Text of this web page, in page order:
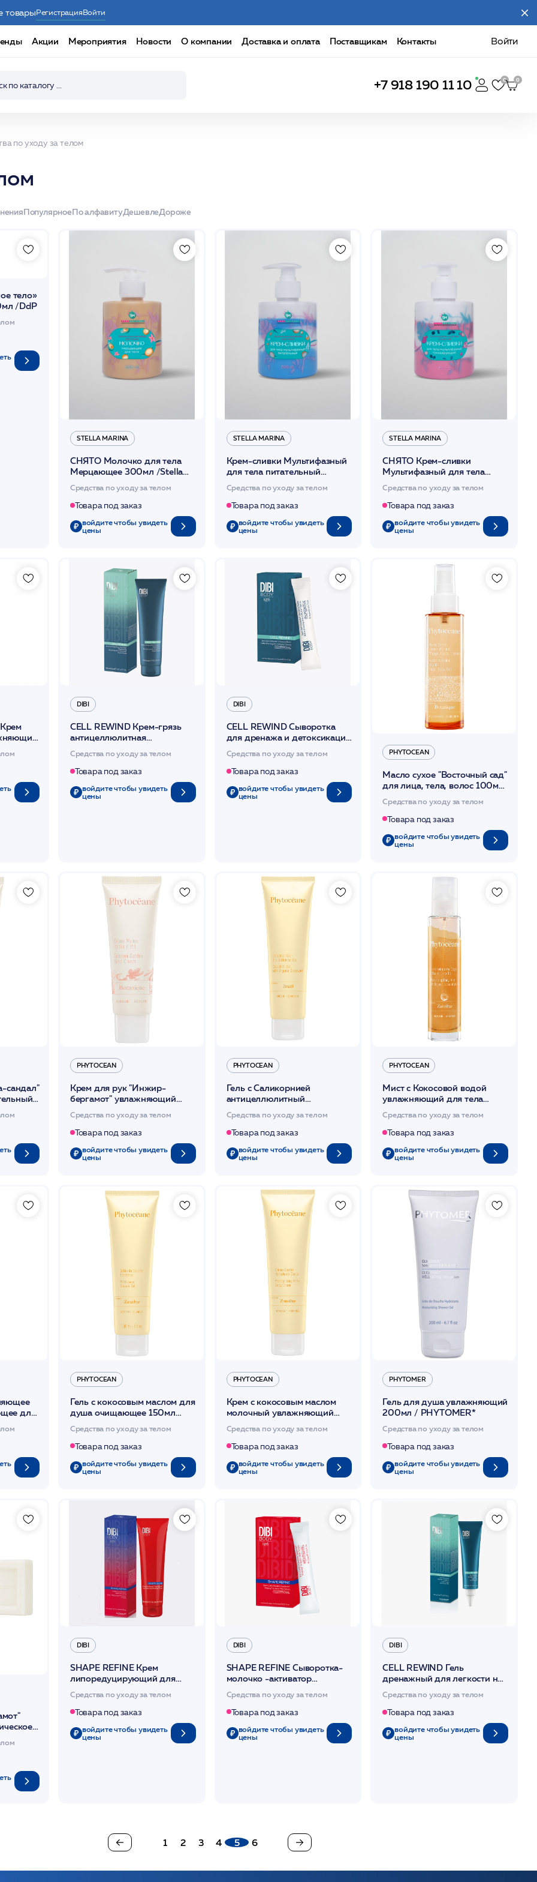
товарыРегистрацияВойти
Акции Мероприятия Новости О компании Доставка и оплата Поставщикам Контакты Войти
+7 918 190 11 10
по уходу за телом
ПопулярноеПо алфавитуДешевлеДороже
тело»
/DdP
STELLA MARINA
СНЯТО Молочко для тела
Мерцающее 300мл /Stella
Marina
Средства по уходу за телом
Товара под заказ
войдите чтобы увидеть
цены
STELLA MARINA
Крем-сливки Мультифазный
для тела питательный
300мл /Stella Marina
Средства по уходу за телом
Товара под заказ
войдите чтобы увидеть
цены
STELLA MARINA
СНЯТО Крем-сливки
Мультифазный для тела
тонизирующий 300мл /Stella
Marina
Средства по уходу за телом
Товара под заказ
войдите чтобы увидеть
цены
DIBI
CELL REWIND Крем-грязь
антицеллюлитная
моделирующая 300 мл /DIBI
Средства по уходу за телом
Товара под заказ
войдите чтобы увидеть
цены
DIBI
CELL REWIND Сыворотка
для дренажа и детоксикации
антицеллюлитная 5*15 мл
/DIBI
Средства по уходу за телом
Товара под заказ
войдите чтобы увидеть
цены
PHYTOCEAN
Масло сухое "Восточный сад"
для лица, тела, волос 100мл
Средства по уходу за телом
Товара под заказ
войдите чтобы увидеть
цены
сандал"
PHYTOCEAN
Крем для рук "Инжир-
бергамот" увлажняющий
питающий защитный 50мл
/PHYTOCEAN*
Средства по уходу за телом
Товара под заказ
войдите чтобы увидеть
цены
PHYTOCEAN
Гель с Саликорнией
антицеллюлитный
подтягивающий 150мл
/PHYTOCEAN*
Средства по уходу за телом
Товара под заказ
войдите чтобы увидеть
цены
PHYTOCEAN
Мист с Кокосовой водой
увлажняющий для тела
100мл /PHYTOCEAN*
Средства по уходу за телом
Товара под заказ
войдите чтобы увидеть
цены
для
PHYTOCEAN
Гель с кокосовым маслом для
душа очищающее 150мл
/PHYTOCEAN*
Средства по уходу за телом
Товара под заказ
войдите чтобы увидеть
цены
PHYTOCEAN
Крем с кокосовым маслом
молочный увлажняющий
150мл /PHYTOCEAN*
Средства по уходу за телом
Товара под заказ
войдите чтобы увидеть
цены
PHYTOMER
Гель для душа увлажняющий
200мл / PHYTOMER*
Средства по уходу за телом
Товара под заказ
войдите чтобы увидеть
цены
DIBI
SHAPE REFINE Крем
липоредуцирующий для
уменьшения объемов тела
300 мл /DIBI
Средства по уходу за телом
Товара под заказ
войдите чтобы увидеть
цены
DIBI
SHAPE REFINE Сыворотка-
молочко -активатор
стройности 5/15 мл /DIBI
Средства по уходу за телом
Товара под заказ
войдите чтобы увидеть
цены
DIBI
CELL REWIND Гель
дренажный для легкости ног
150 мл /DIBI
Средства по уходу за телом
Товара под заказ
войдите чтобы увидеть
цены
1 2 3 4 5 6